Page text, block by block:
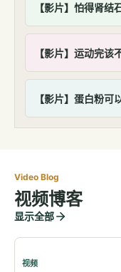
【影片】怕得肾结
【影片】运动完该
【影片】蛋白粉可
Video Blog
视频博客
显示全部
视频